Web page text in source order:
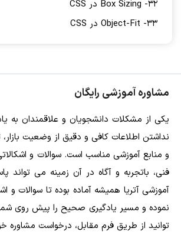
32- Box Sizing در CSS
33- Object-Fit در CSS
مشاوره آموزشی رایگان
یکی از مشکلات دانشجویان و علاقمندان به
نداشتن اطلاعات کافی و دقیق از وضعیت
و منابع آموزشی مناسب است. سوالات و
فنی، باتجربه و آگاه در آن زمینه می تواند
آموزشی آتریا همیشه آماده بوده تا سوالات و
نموده و مسیر یادگیری صحیح را پیش روی
توانید از طریق فرم مقابل، درخواست مشاوره